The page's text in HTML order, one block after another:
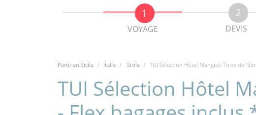
VOYAGE DEVIS
Partir en Sicile Italie Sicile TUI Sélection Hôtel Mangia's Torre del
TUI Sélection Hôtel